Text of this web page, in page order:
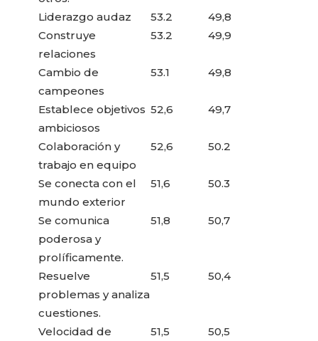
Liderazgo audaz 53.2
49,8
Construye
relaciones
53.2 49,9
Cambio de
campeones
53.1 49,8
Establece objetivos
ambiciosos
52,6 49,7
Colaboración y
trabajo en equipo
52,6 50.2
Se conecta con el
mundo exterior
51,6 50.3
Se comunica
poderosa y
prolíficamente.
51,8 50,7
Resuelve
problemas y analiza
cuestiones.
51,5 50,4
Velocidad de
51,5 50,5